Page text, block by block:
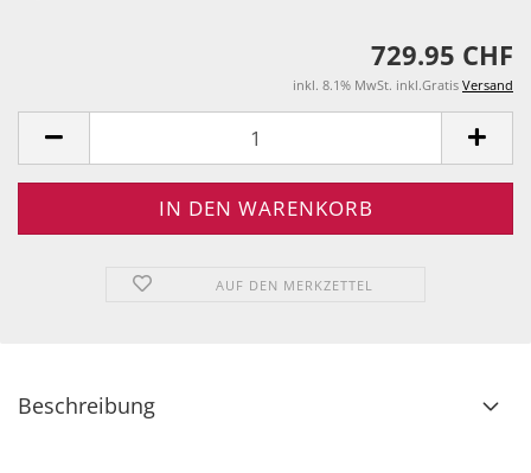
729.95 CHF
inkl. 8.1% MwSt. inkl.Gratis Versand
AUF DEN MERKZETTEL
Beschreibung